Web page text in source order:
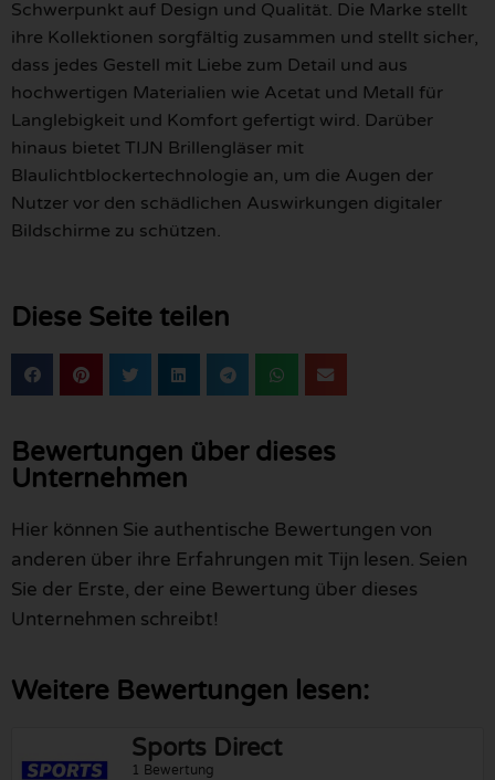
Schwerpunkt auf Design und Qualität. Die Marke stellt
ihre Kollektionen sorgfältig zusammen und stellt sicher,
dass jedes Gestell mit Liebe zum Detail und aus
hochwertigen Materialien wie Acetat und Metall für
Langlebigkeit und Komfort gefertigt wird. Darüber
hinaus bietet TIJN Brillengläser mit
Blaulichtblockertechnologie an, um die Augen der
Nutzer vor den schädlichen Auswirkungen digitaler
Bildschirme zu schützen.
Diese Seite teilen
Bewertungen über dieses
Unternehmen
Hier können Sie authentische Bewertungen von
anderen über ihre Erfahrungen mit Tijn lesen. Seien
Sie der Erste, der eine Bewertung über dieses
Unternehmen schreibt!
Weitere Bewertungen lesen:
Sports Direct
1 Bewertung